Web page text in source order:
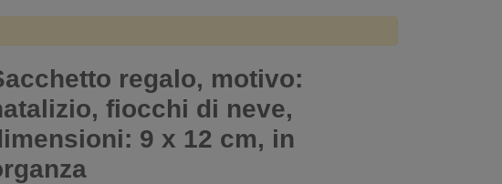
regalo, motivo:
fiocchi di neve,
9 x 12 cm, in